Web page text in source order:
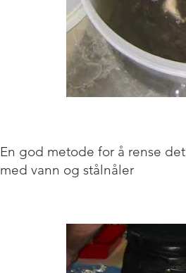
En god metode for å rense
med vann og stålnåler